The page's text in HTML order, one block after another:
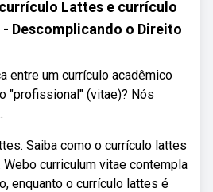
Lattes e currículo
Descomplicando o Direito
entre um currículo acadêmico
"profissional" (vitae)? Nós
Saiba como o currículo lattes
Webo curriculum vitae contempla
enquanto o currículo lattes é